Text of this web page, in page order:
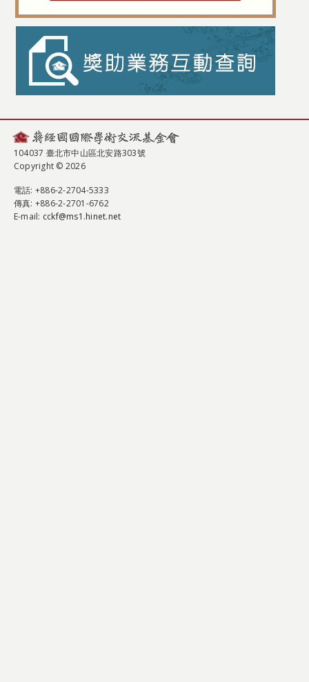
104037 臺北市中山區北安路303號
Copyright © 2026
電話: +886-2-2704-5333
傳真: +886-2-2701-6762
E-mail: cckf@ms1.hinet.net